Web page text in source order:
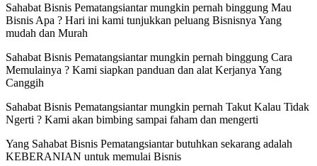
Sahabat Bisnis Pematangsiantar mungkin pernah binggung Mau
Bisnis Apa ? Hari ini kami tunjukkan peluang Bisnisnya Yang
mudah dan Murah
Sahabat Bisnis Pematangsiantar mungkin pernah binggung Cara
Memulainya ? Kami siapkan panduan dan alat Kerjanya Yang
Canggih
Sahabat Bisnis Pematangsiantar mungkin pernah Takut Kalau Tidak
Ngerti ? Kami akan bimbing sampai faham dan mengerti
Yang Sahabat Bisnis Pematangsiantar butuhkan sekarang adalah
KEBERANIAN untuk memulai Bisnis